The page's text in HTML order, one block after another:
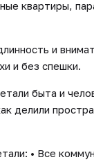
квартиры,
и
и без спешки.
быта и
делили
• Все